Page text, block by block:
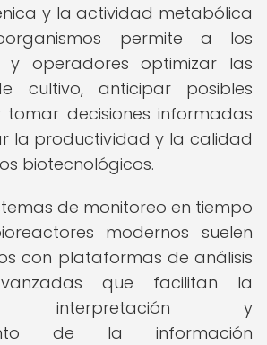
y la actividad metabólica
permite a los
y operadores optimizar las
cultivo, anticipar posibles
tomar decisiones informadas
la productividad y la calidad
biotecnológicos.
de monitoreo en tiempo
modernos suelen
con plataformas de análisis
que facilitan la
interpretación y
de la información